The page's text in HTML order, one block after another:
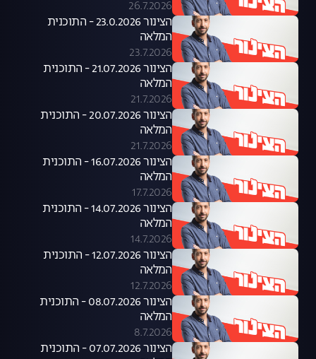
26.7.2026
הצינור 23.0.2026 - התוכנית
המלאה
23.7.2026
הצינור 21.07.2026 - התוכנית
המלאה
21.7.2026
הצינור 20.07.2026 - התוכנית
המלאה
21.7.2026
הצינור 16.07.2026 - התוכנית
המלאה
17.7.2026
הצינור 14.07.2026 - התוכנית
המלאה
14.7.2026
הצינור 12.07.2026 - התוכנית
המלאה
12.7.2026
הצינור 08.07.2026 - התוכנית
המלאה
8.7.2026
הצינור 07.07.2026 - התוכנית